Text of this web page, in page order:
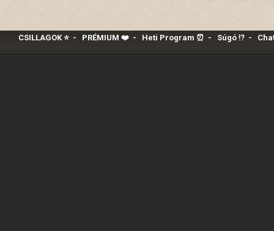
CSILLAGOK ⭐- PRÉMIUM ❤️‍- Heti Program ⏰ - Súgó ⁉️-